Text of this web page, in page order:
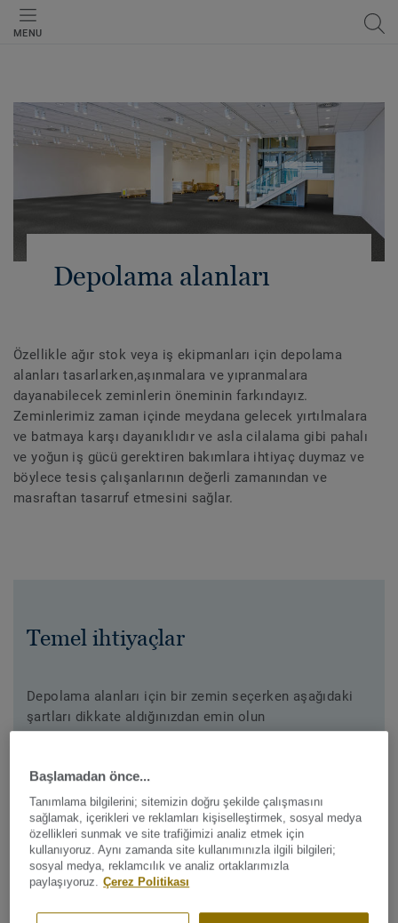
MENU
Depolama alanları
Özellikle ağır stok veya iş ekipmanları için depolama
alanları tasarlarken,aşınmalara ve yıpranmalara
dayanabilecek zeminlerin öneminin farkındayız.
Zeminlerimiz zaman içinde meydana gelecek yırtılmalara
ve batmaya karşı dayanıklıdır ve asla cilalama gibi pahalı
ve yoğun iş gücü gerektiren bakımlara ihtiyaç duymaz ve
böylece tesis çalışanlarının değerli zamanından ve
masraftan tasarruf etmesini sağlar.
Temel ihtiyaçlar
Depolama alanları için bir zemin seçerken aşağıdaki
şartları dikkate aldığınızdan emin olun
Düşük yuvarlanma direnci
Temizliği kolay ve düşük bakım maliyeti
Başlamadan önce...
Tanımlama bilgilerini; sitemizin doğru şekilde çalışmasını
sağlamak, içerikleri ve reklamları kişiselleştirmek, sosyal medya
özellikleri sunmak ve site trafiğimizi analiz etmek için
kullanıyoruz. Aynı zamanda site kullanımınızla ilgili bilgileri;
sosyal medya, reklamcılık ve analiz ortaklarımızla
paylaşıyoruz. Çerez Politikası